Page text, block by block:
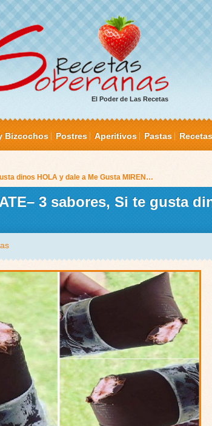
El Poder de Las Recetas
Bizcochos Postres Aperitivos Pastas Recetas
dinos HOLA y dale a Me Gusta MIREN…
3 sabores, Si te gusta